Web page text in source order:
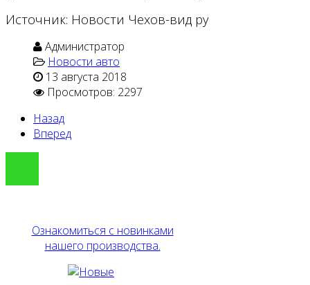
Источник: Новости Чехов-вид ру
Администратор
Новости авто
13 августа 2018
Просмотров: 2297
Назад
Вперед
Ознакомиться с новинками
нашего производства.